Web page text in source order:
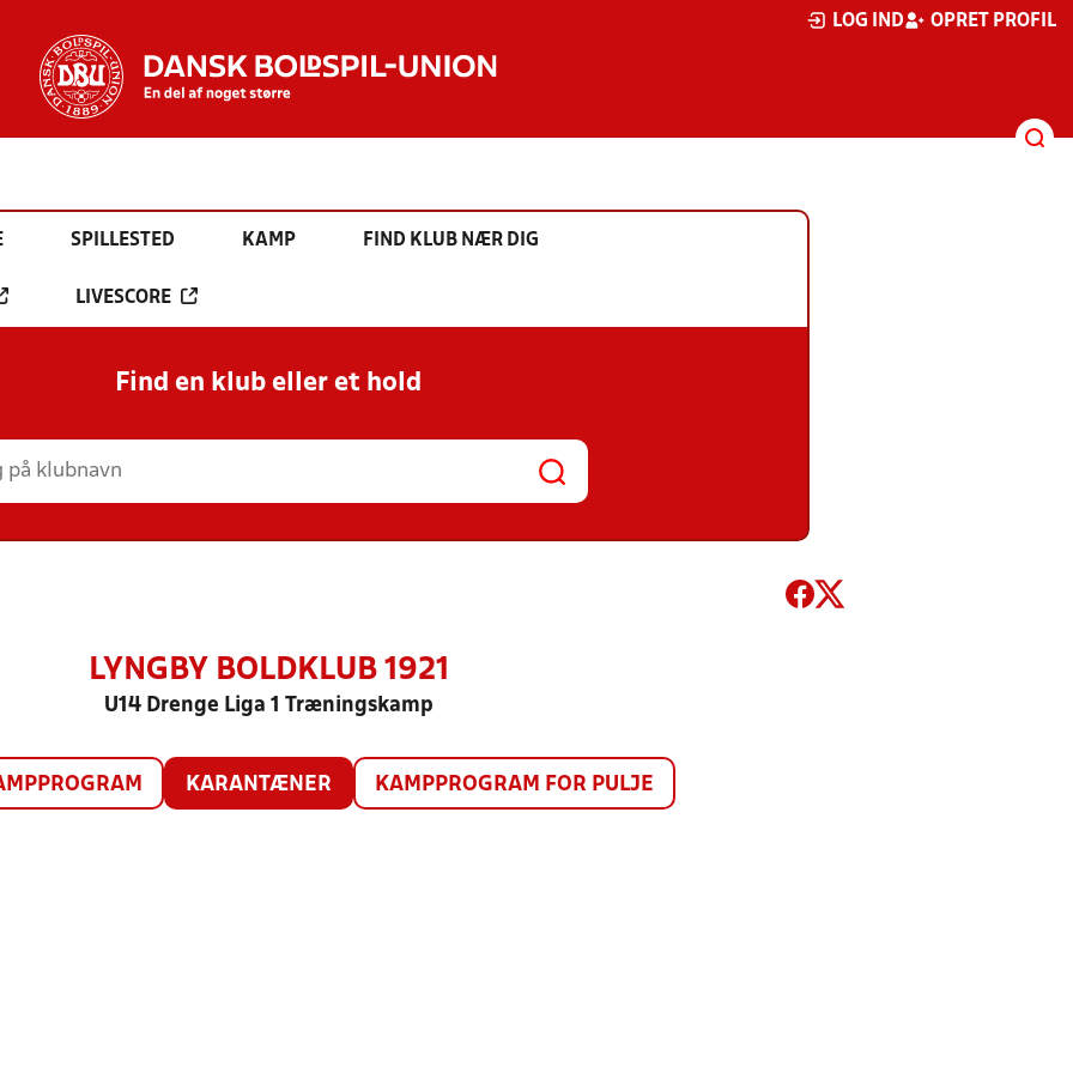
LOG IND OPRET PROFIL
SPILLESTED KAMP FIND KLUB NÆR DIG
LIVESCORE
Find en klub eller et hold
LYNGBY BOLDKLUB 1921
U14 Drenge Liga 1 Træningskamp
KARANTÆNER KAMPPROGRAM FOR PULJE